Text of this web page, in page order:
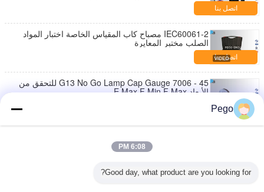
اتصل بنا
IEC60061-2 مصباح كاب المقياس الخاصة اختبار المواد
الصلب مختبر المعايرة
اتصل بنا
G13 No Go Lamp Cap Gauge 7006 - 45 للتحقق من
الأبعاد E Max F Min F Max
اتصل بنا
ارتفاع كثافة مصباح الذهاب لا يذهب دبوس قياس تنطبق
Pego
6:08 PM
Good day, what product are you looking for?